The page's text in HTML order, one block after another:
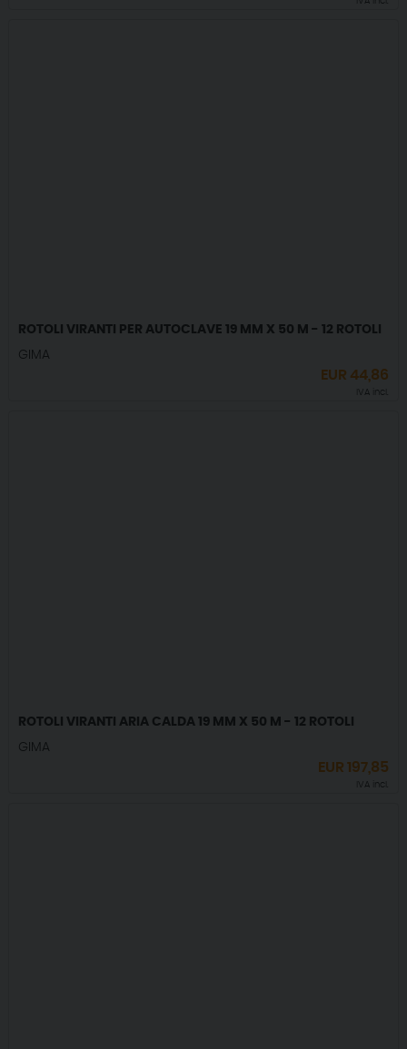
ROTOLI VIRANTI PER AUTOCLAVE 19 MM X 50 M - 12 ROTOLI
GIMA
EUR 44,86
IVA incl.
ROTOLI VIRANTI ARIA CALDA 19 MM X 50 M - 12 ROTOLI
GIMA
EUR197,85
IVA incl.